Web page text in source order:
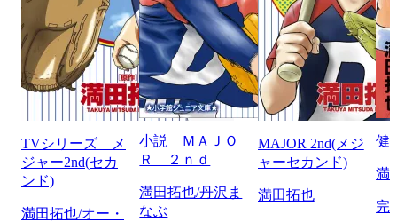
TVシリーズ メ
ジャー2nd(セカ
ンド)
満田拓也/オー・
小説 ＭＡＪＯ
Ｒ ２ｎｄ
満田拓也/丹沢ま
なぶ
MAJOR 2nd(メジ
ャーセカンド)
満田拓也
健
満
完